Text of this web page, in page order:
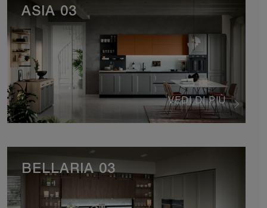
VEDI DI PIÙ
ASIA 03
BELLARIA 03